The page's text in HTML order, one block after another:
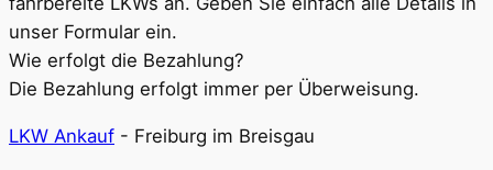
unser Formular ein.
Wie erfolgt die Bezahlung?
Die Bezahlung erfolgt immer per Überweisung.
LKW Ankauf - Freiburg im Breisgau